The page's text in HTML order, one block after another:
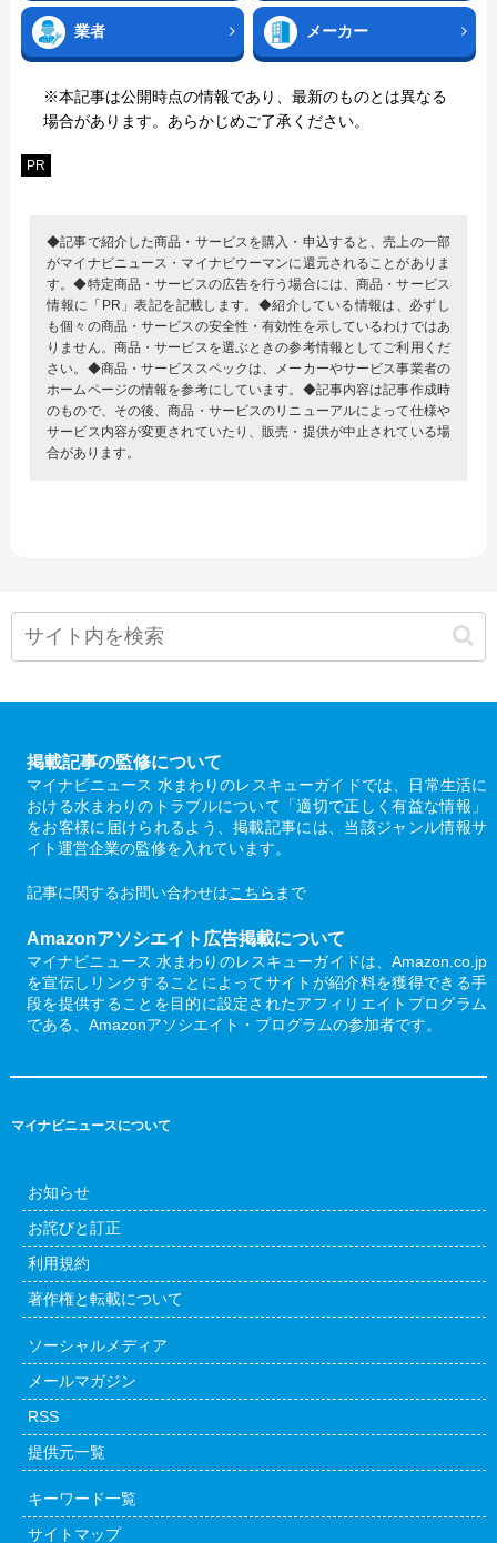
業者 メーカー
※本記事は公開時点の情報であり、最新のものとは異なる
場合があります。あらかじめご了承ください。
PR
◆記事で紹介した商品・サービスを購入・申込すると、売上の一部
がマイナビニュース・マイナビウーマンに還元されることがありま
す。◆特定商品・サービスの広告を行う場合には、商品・サービス
情報に「PR」表記を記載します。◆紹介している情報は、必ずし
も個々の商品・サービスの安全性・有効性を示しているわけではあ
りません。商品・サービスを選ぶときの参考情報としてご利用くだ
さい。◆商品・サービススペックは、メーカーやサービス事業者の
ホームページの情報を参考にしています。◆記事内容は記事作成時
のもので、その後、商品・サービスのリニューアルによって仕様や
サービス内容が変更されていたり、販売・提供が中止されている場
合があります。
掲載記事の監修について
マイナビニュース 水まわりのレスキューガイドでは、日常生活に
おける水まわりのトラブルについて「適切で正しく有益な情報」
をお客様に届けられるよう、掲載記事には、当該ジャンル情報サ
イト運営企業の監修を入れています。
記事に関するお問い合わせはこちら まで
Amazonアソシエイト広告掲載について
マイナビニュース 水まわりのレスキューガイドは、Amazon.co.jp
を宣伝しリンクすることによってサイトが紹介料を獲得できる手
段を提供することを目的に設定されたアフィリエイトプログラム
である、Amazonアソシエイト・プログラムの参加者です。
マイナビニュースについて
お知らせ
お詫びと訂正
利用規約
著作権と転載について
ソーシャルメディア
メールマガジン
RSS
提供元一覧
キーワード一覧
サイトマップ